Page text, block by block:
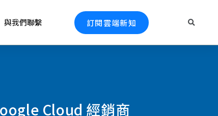
與我們聯繫 訂閱雲端新知
Cloud 經銷商